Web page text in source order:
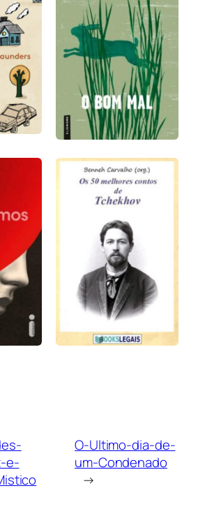
e-
O-Ultimo-dia-de-
um-Condenado
→